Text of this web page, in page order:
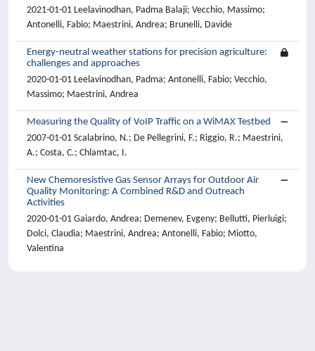
2021-01-01 Leelavinodhan, Padma Balaji; Vecchio, Massimo;
Antonelli, Fabio; Maestrini, Andrea; Brunelli, Davide
Energy-neutral weather stations for precision agriculture:
challenges and approaches
2020-01-01 Leelavinodhan, Padma; Antonelli, Fabio; Vecchio,
Massimo; Maestrini, Andrea
Measuring the Quality of VoIP Traffic on a WiMAX Testbed
2007-01-01 Scalabrino, N.; De Pellegrini, F.; Riggio, R.; Maestrini,
A.; Costa, C.; Chlamtac, I.
New Chemoresistive Gas Sensor Arrays for Outdoor Air
Quality Monitoring: A Combined R&D and Outreach
Activities
2020-01-01 Gaiardo, Andrea; Demenev, Evgeny; Bellutti, Pierluigi;
Dolci, Claudia; Maestrini, Andrea; Antonelli, Fabio; Miotto,
Valentina